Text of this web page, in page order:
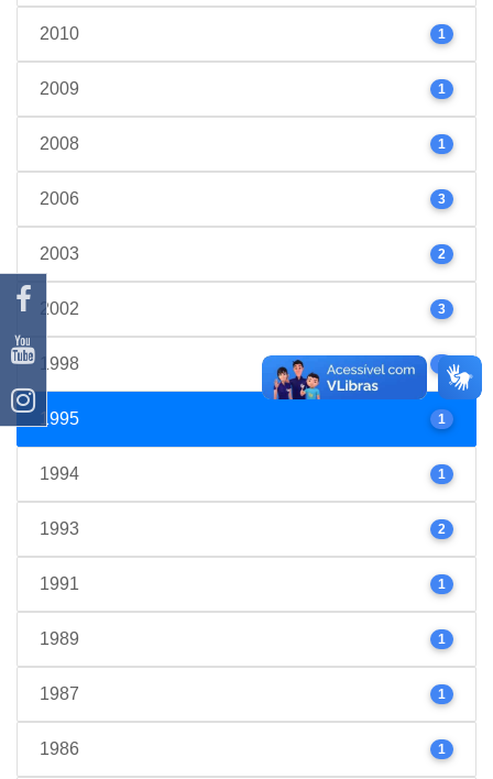
2010 1
2009 1
2008 1
2006 3
2003 2
2002 3
1998 1
1995 1
1994 1
1993 2
1991 1
1989 1
1987 1
1986 1